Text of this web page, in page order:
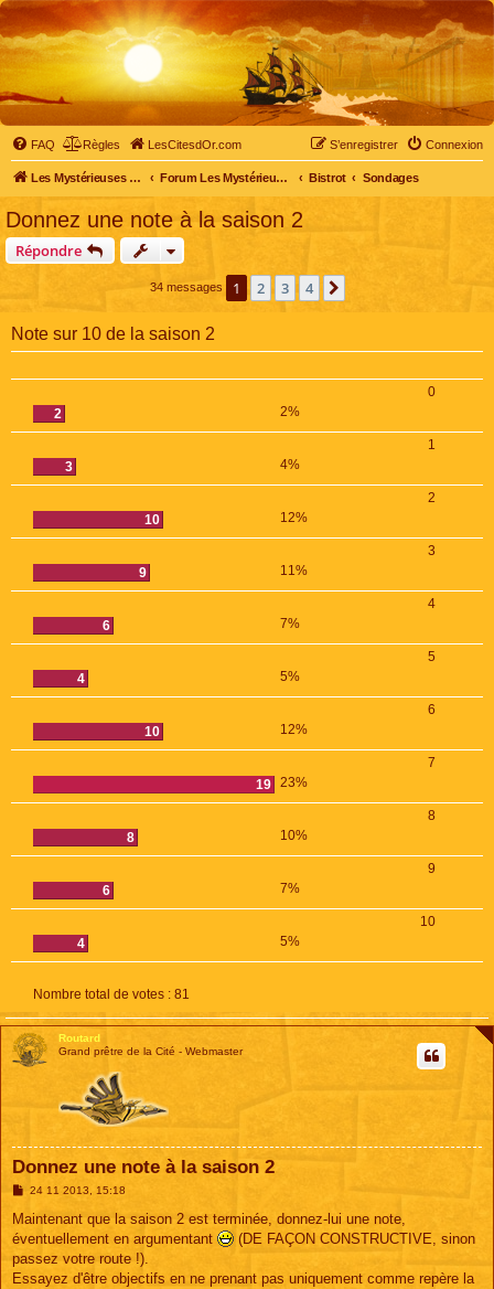
FAQ Règles LesCitesdOr.com Connexion
S’enregistrer
Les Mystérieuses Cités d'Or - LesCitesdOr.com Forum Les Mystérieuses Cités d'Or Bistrot Sondages
Donnez une note à la saison 2
Répondre
34 messages 1 2 3 4
Note sur 10 de la saison 2
0
2
2%
1
3
4%
2
10
12%
3
9
11%
4
6
7%
5
4
5%
6
10
12%
7
19 23%
8
8
10%
9
6
7%
10
4
5%
Nombre total de votes : 81
Routard
Grand prêtre de la Cité - Webmaster
Donnez une note à la saison 2
M
s
a
g
24 11 2013, 15:18
Maintenant que la saison 2 est terminée, donnez-lui une note,
éventuellement en argumentant
(DE FAÇON CONSTRUCTIVE, sinon
passez votre route !).
Essayez d'être objectifs en ne prenant pas uniquement comme repère la